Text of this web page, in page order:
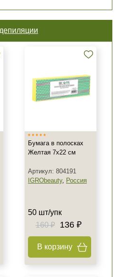
Бумага в полосках
Желтая 7х22 см
Артикул: 804191
IGRObeauty, Россия
50 шт/упк
160 ₽
136 ₽
В корзину